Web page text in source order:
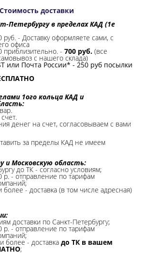
Стоимость доставки
Петербургу в пределах КАД (1е
руб. - Доставку оформляете сами, с
офиса
приблизительно. - 700 руб. (все
с нашего склада)
или Почта России* - 250 руб посылки
1ого кольца КАД и
денег на счет, согласовываем с вами
за пределы КАД не имеем
и Московскую область:
до ТК - согласно условиям;
р. - отправление по тарифам
более - доставка (в том числе адресная)
доставки по Санкт-Петербургу;
р. - отправление по тарифам
более - доставка до ТК в вашем
;